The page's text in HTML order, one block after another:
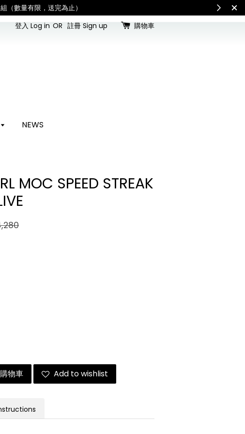
for shipping updates
登入 Log in OR 註冊 Sign up 購物車
NEWS
MOC SPEED STREAK
物車 Add to wishlist